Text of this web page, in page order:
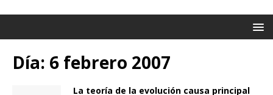
Día: 6 febrero 2007
La teoría de la evolución causa principal